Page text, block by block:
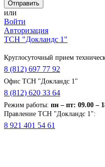
или
Войти
Авторизация
ТСН "Докландс 1"
Круглосуточный прием
8 (812) 697 77 92
Офис ТСН "Докландс 1"
8 (812) 620 33 64
Режим работы: пн – пт: 09.00 –
Правление ТСН "Докландс 1":
8 921 401 54 61